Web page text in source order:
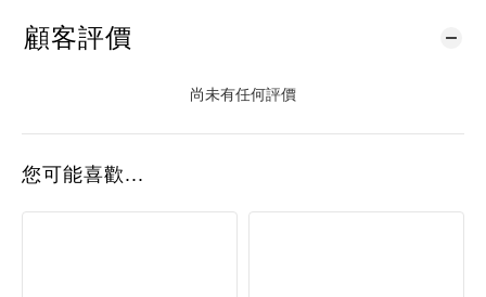
顧客評價
尚未有任何評價
您可能喜歡...